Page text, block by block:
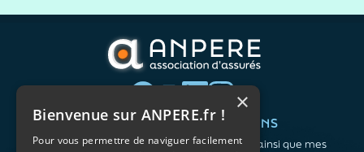
QUI SOMMES-NOUS ?
L'association
VOS BESOINS
Me protéger ainsi que mes
×
Bienvenue sur ANPERE.fr !
Pour vous permettre de naviguer facilement